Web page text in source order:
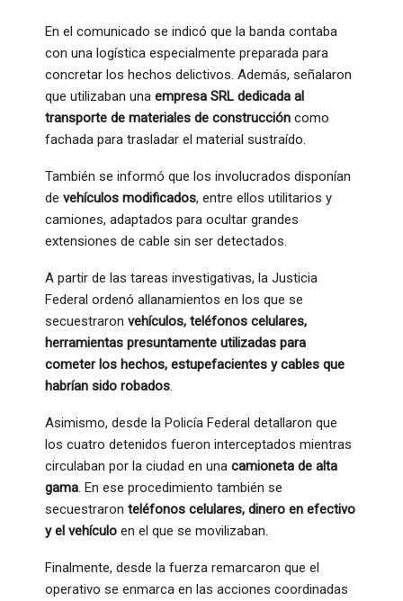
En el comunicado se indicó que la banda contaba
con una logística especialmente preparada para
concretar los hechos delictivos. Además, señalaron
que utilizaban una empresa SRL dedicada al
transporte de materiales de construcción como
fachada para trasladar el material sustraído.
También se informó que los involucrados disponían
de vehículos modificados, entre ellos utilitarios y
camiones, adaptados para ocultar grandes
extensiones de cable sin ser detectados.
A partir de las tareas investigativas, la Justicia
Federal ordenó allanamientos en los que se
secuestraron vehículos, teléfonos celulares,
herramientas presuntamente utilizadas para
cometer los hechos, estupefacientes y cables que
habrían sido robados.
Asimismo, desde la Policía Federal detallaron que
los cuatro detenidos fueron interceptados mientras
circulaban por la ciudad en una camioneta de alta
gama. En ese procedimiento también se
secuestraron teléfonos celulares, dinero en efectivo
y el vehículo en el que se movilizaban.
Finalmente, desde la fuerza remarcaron que el
operativo se enmarca en las acciones coordinadas